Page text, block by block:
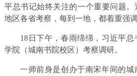
平总书记始终关注的一个重要问题
地区各省考察，每到一地，都着重强调
18日下午，春雨绵绵，习近平
学院（城南书院校区）考察调研。
一师前身是创办于南宋年间的